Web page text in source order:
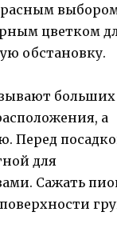
цветком
обстановку.
больших
а
Перед
для
Сажать